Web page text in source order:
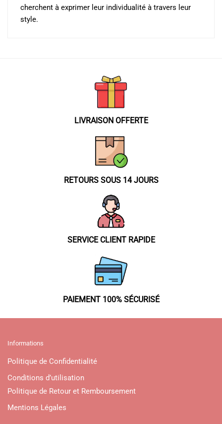
cherchent à exprimer leur individualité à travers leur
style.
LIVRAISON OFFERTE
RETOURS SOUS 14 JOURS
SERVICE CLIENT RAPIDE
PAIEMENT 100% SÉCURISÉ
Informations
Politique de Confidentialité
Conditions d’utilisation
Politique de Retour et Remboursement
Mentions Légales